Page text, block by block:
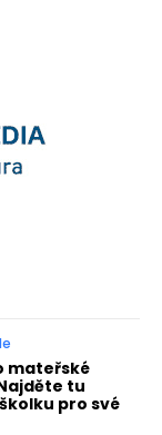
mateřské
tu
pro své